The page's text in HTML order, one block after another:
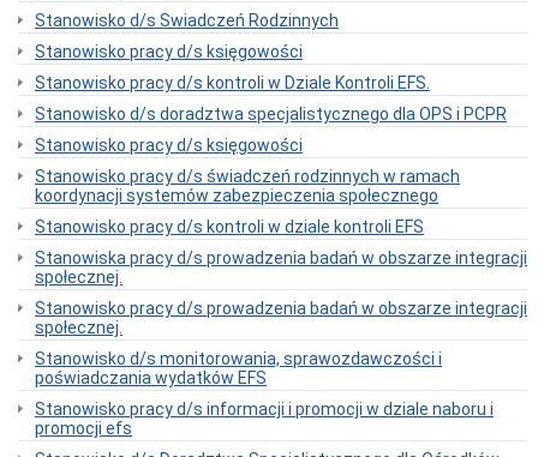
wolnych
miejscach
w
placówkach
opiekuńczo-
wychowawczych
Budżet,
inwestycje
majątek
Budżet
Inwestycje
Majątek
Sprawozdania
Sprawozdania
finansowe
Dokumentacje
kontroli
Dokumentacje
kontroli
Stanowisko d/s Swiadczeń Rodzinnych
Stanowisko pracy d/s księgowości
Stanowisko pracy d/s kontroli w Dziale Kontroli EFS.
Stanowisko d/s doradztwa specjalistycznego dla OPS i PCPR
Stanowisko pracy d/s księgowości
Stanowisko pracy d/s świadczeń rodzinnych w ramach
koordynacji systemów zabezpieczenia społecznego
Stanowisko pracy d/s kontroli w dziale kontroli EFS
Stanowiska pracy d/s prowadzenia badań w obszarze integracji
społecznej.
Stanowisko pracy d/s prowadzenia badań w obszarze integracji
społecznej.
Stanowisko d/s monitorowania, sprawozdawczości i
poświadczania wydatków EFS
Stanowisko pracy d/s informacji i promocji w dziale naboru i
promocji efs